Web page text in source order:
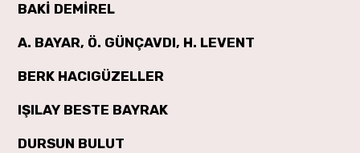
BAKİ DEMİREL
A. BAYAR, Ö. GÜNÇAVDI, H. LEVENT
BERK HACIGÜZELLER
IŞILAY BESTE BAYRAK
DURSUN BULUT